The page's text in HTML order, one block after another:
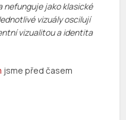
nefunguje jako klasické
vizuály oscilují
vizualitou a identita
jsme před časem